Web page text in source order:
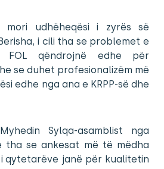
udhëheqësi i zyrës së
i cili tha se problemet e
FOL qëndrojnë edhe për
se duhet profesionalizëm më
edhe nga ana e KRPP-së dhe
Sylqa-asamblist nga
tha se ankesat më të mëdha
qytetarëve janë për kualitetin